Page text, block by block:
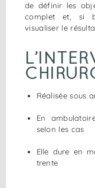
de définir les
complet et, si
visualiser le
Réalisée sous
En
selon les cas
Elle dure en
trente